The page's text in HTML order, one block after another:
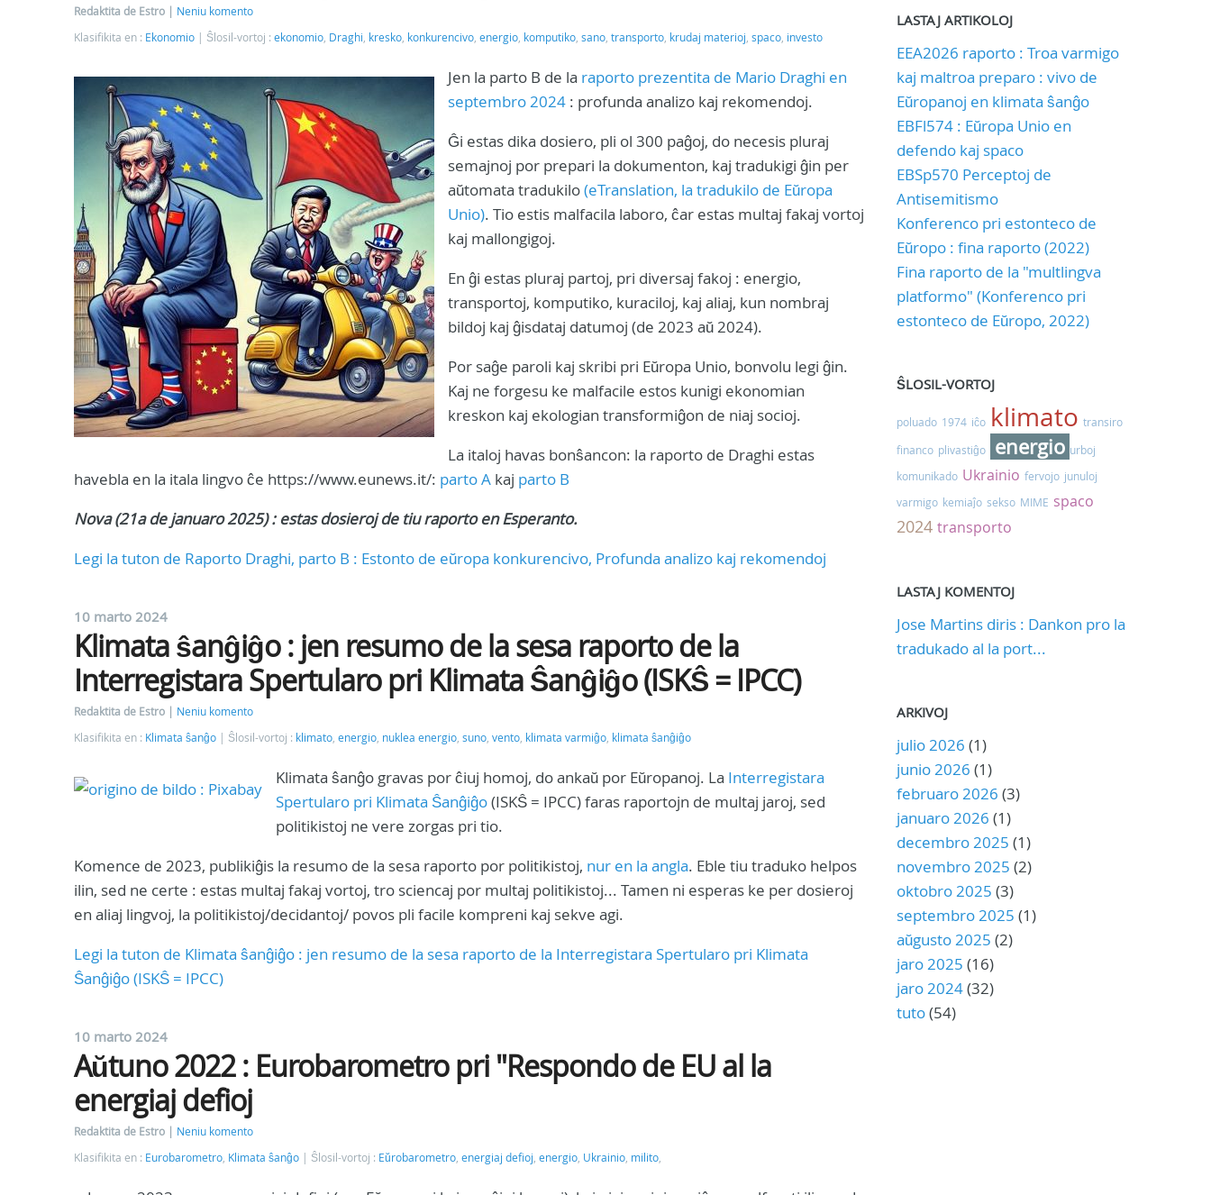
Redaktita de Estro
Neniu komento
Klasifikita en : Ekonomio Ŝlosil-vortoj : ekonomio, Draghi, kresko, konkurencivo, energio, komputiko, sano, transporto, krudaj materioj, spaco, investo
Jen la parto B de la raporto prezentita de Mario Draghi en
septembro 2024 : profunda analizo kaj rekomendoj.
Ĝi estas dika dosiero, pli ol 300 paĝoj, do necesis pluraj
semajnoj por prepari la dokumenton, kaj tradukigi ĝin per
aŭtomata tradukilo(eTranslation, la tradukilo de Eŭropa
Unio). Tio estis malfacila laboro, ĉar estas multaj fakaj vortoj
kaj mallongigoj.
En ĝi estas pluraj partoj, pri diversaj fakoj : energio,
transportoj, komputiko, kuraciloj, kaj aliaj, kun nombraj
bildoj kaj ĝisdataj datumoj (de 2023 aŭ 2024).
Por saĝe paroli kaj skribi pri Eŭropa Unio, bonvolu legi ĝin.
Kaj ne forgesu ke malfacile estos kunigi ekonomian
kreskon kaj ekologian transformiĝon de niaj socioj.
La italoj havas bonŝancon: la raporto de Draghi estas
havebla en la itala lingvo ĉe https://www.eunews.it/: parto A kaj parto B
Nova (21a de januaro 2025) : estas dosieroj de tiu raporto en Esperanto.
Legi la tuton de Raporto Draghi, parto B : Estonto de eŭropa konkurencivo, Profunda analizo kaj rekomendoj
10 marto 2024
Klimata ŝanĝiĝo : jen resumo de la sesa raporto de la
Interregistara Spertularo pri Klimata Ŝanĝiĝo (ISKŜ = IPCC)
Redaktita de Estro
Neniu komento
Klasifikita en : Klimata ŝanĝo Ŝlosil-vortoj : klimato, energio, nuklea energio, suno, vento, klimata varmiĝo, klimata ŝanĝiĝo
Klimata ŝanĝo gravas por ĉiuj homoj, do ankaŭ por Eŭropanoj. La Interregistara
Spertularo pri Klimata Ŝanĝiĝo(ISKŜ = IPCC) faras raportojn de multaj jaroj, sed
politikistoj ne vere zorgas pri tio.
Komence de 2023, publikiĝis la resumo de la sesa raporto por politikistoj, nur en la angla. Eble tiu traduko helpos
ilin, sed ne certe : estas multaj fakaj vortoj, tro sciencaj por multaj politikistoj... Tamen ni esperas ke per dosieroj
en aliaj lingvoj, la politikistoj/decidantoj/ povos pli facile kompreni kaj sekve agi.
Legi la tuton de Klimata ŝanĝiĝo : jen resumo de la sesa raporto de la Interregistara Spertularo pri Klimata
Ŝanĝiĝo (ISKŜ = IPCC)
10 marto 2024
Aŭtuno 2022 : Eurobarometro pri "Respondo de EU al la
energiaj defioj
Redaktita de Estro
Neniu komento
Klasifikita en : Eurobarometro, Klimata ŝanĝo Ŝlosil-vortoj : Eŭrobarometro, energiaj defioj, energio, Ukrainio, milito,
LASTAJ ARTIKOLOJ
EEA2026 raporto : Troa varmigo
kaj maltroa preparo : vivo de
Eŭropanoj en klimata ŝanĝo
EBFl574 : Eŭropa Unio en
defendo kaj spaco
EBSp570 Perceptoj de
Antisemitismo
Konferenco pri estonteco de
Eŭropo : fina raporto (2022)
Fina raporto de la "multlingva
platformo" (Konferenco pri
estonteco de Eŭropo, 2022)
ŜLOSIL-VORTOJ
poluado 1974 iĉo klimato transiro
financo plivastiĝo energio urboj
komunikado Ukrainio fervojo junuloj
varmigo kemiaĵo sekso MIME spaco
2024 transporto
LASTAJ KOMENTOJ
Jose Martins diris : Dankon pro la
tradukado al la port...
ARKIVOJ
julio 2026 (1)
junio 2026 (1)
februaro 2026 (3)
januaro 2026 (1)
decembro 2025 (1)
novembro 2025 (2)
oktobro 2025 (3)
septembro 2025 (1)
aŭgusto 2025 (2)
jaro 2025 (16)
jaro 2024(32)
tuto(54)